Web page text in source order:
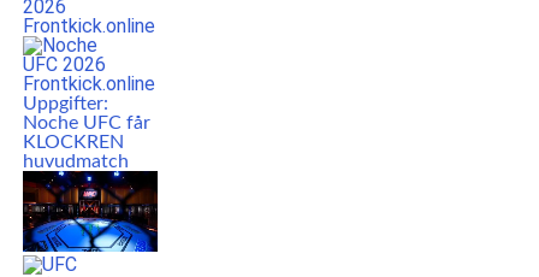
Uppgifter:
Noche UFC får
KLOCKREN
huvudmatch